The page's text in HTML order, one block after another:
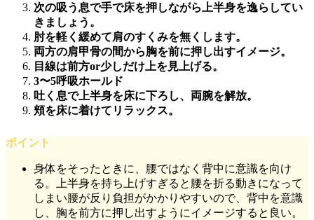
次の吸う息で手で床を押しながら上半身を逸らしてい
きましょう。
肘を軽く緩めて肩のすくみを無くします。
両方の肩甲骨の間から胸を前に押し出すイメージ。
目線は前方or少しだけ上を見上げる。
3〜5呼吸ホールド
吐く息で上半身を床に下ろし、両腕を解放。
頬を床に着けてリラックス。
ポイント
身体をそったときに、腰ではなく背中に意識を向け
る。上半身を持ち上げすぎると腰を折る動きになって
しまい腰が反り負担がかかりやすいので、背中を意識
し、胸を前方に押し出すようにイメージすると良い。